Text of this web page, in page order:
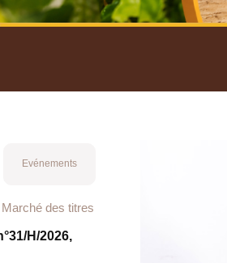
Evénements
Marché des titres
H/2026,